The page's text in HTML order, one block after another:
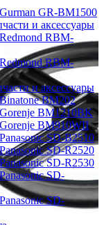
GR-BM1500
и аксессуары
RBM-
RBM-
и аксессуары
BM202
BM1210BK
BM910WII
SD-B2510
SD-R2520
SD-R2530
SD-
SD-